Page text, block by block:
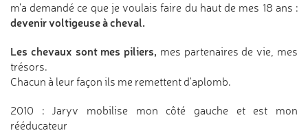
m'a demandé ce que je voulais faire du haut de mes 18 ans :
devenir voltigeuse à cheval.
Les chevaux sont mes piliers, mes partenaires de vie, mes
trésors.
Chacun à leur façon ils me remettent d'aplomb.
2010 : Jaryv mobilise mon côté gauche et est mon
rééducateur